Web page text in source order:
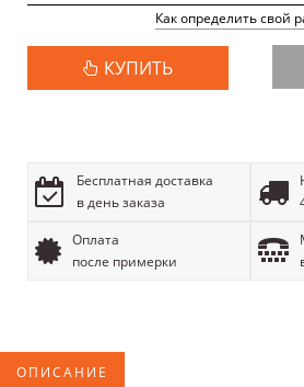
Как определить свой
КУПИТЬ
Бесплатная доставка
в день заказа
Оплата
после примерки
ОПИСАНИЕ